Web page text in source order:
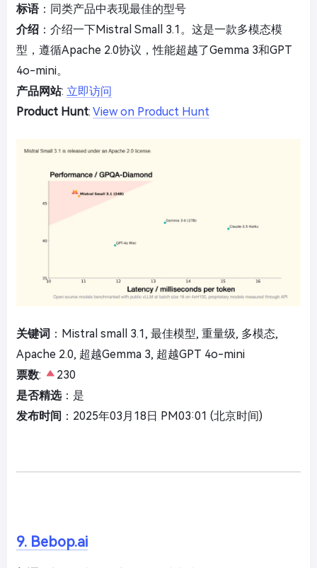
标语：同类产品中表现最佳的型号
介绍 ：介绍一下Mistral Small 3.1。这是一款多模态模
型，遵循Apache 2.0协议，性能超越了Gemma 3和GPT
4o-mini。
产品网站: 立即访问
Product Hunt: View on Product Hunt
关键词 ：Mistral small 3.1, 最佳模型, 重量级, 多模态,
Apache 2.0, 超越Gemma 3, 超越GPT 4o-mini
票数:
230
是否精选：是
发布时间 ：2025年03月18日 PM03:01 (北京时间)
9. Bebop.ai